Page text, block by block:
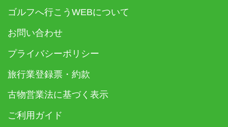
ゴルフへ行こうWEBについて
お問い合わせ
プライバシーポリシー
旅行業登録票・約款
古物営業法に基づく表示
ご利用ガイド